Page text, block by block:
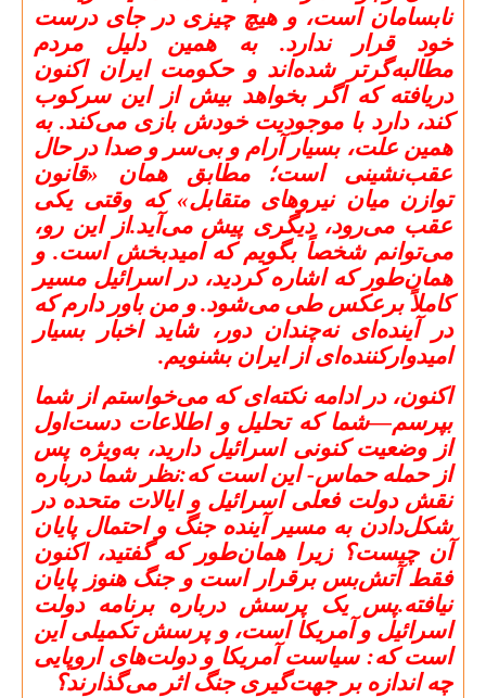
نابسامان است، و هیچ چیزی در جای درست
خود قرار ندارد. به همین دلیل مردم
مطالبه‌گرتر شده‌اند و حکومت ایران اکنون
دریافته که اگر بخواهد بیش از این سرکوب
کند، دارد با موجودیت خودش بازی می‌کند. به
همین علت، بسیار آرام و بی‌سر و صدا در حال
عقب‌نشینی است؛ مطابق همان «قانون
توازن میان نیروهای متقابل» که وقتی یکی
عقب می‌رود، دیگری پیش می‌آید.از این رو،
می‌توانم شخصاً بگویم که امیدبخش است. و
همان‌طور که اشاره کردید، در اسرائیل مسیر
کاملاً برعکس طی می‌شود. و من باور دارم که
در آینده‌ای نه‌چندان دور، شاید اخبار بسیار
امیدوارکننده‌ای از ایران بشنویم.
اکنون، در ادامه نکته‌ای که می‌خواستم از شما
بپرسم—شما که تحلیل و اطلاعات دست‌اول
از وضعیت کنونی اسرائیل دارید، به‌ویژه پس
از حمله حماس- این است که:نظر شما درباره
نقش دولت فعلی اسرائیل و ایالات متحده در
شکل‌دادن به مسیر آینده جنگ و احتمال پایان
آن چیست؟ زیرا همان‌طور که گفتید، اکنون
فقط آتش‌بس برقرار است و جنگ هنوز پایان
نیافته.پس یک پرسش درباره برنامه دولت
اسرائیل و آمریکا است، و پرسش تکمیلی این
است که: سیاست آمریکا و دولت‌های اروپایی
چه اندازه بر جهت‌گیری جنگ اثر می‌گذارند؟